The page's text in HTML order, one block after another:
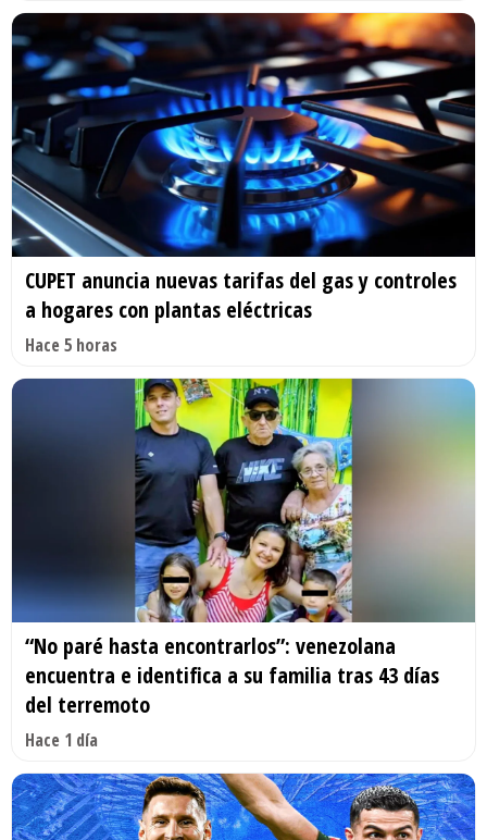
CUPET anuncia nuevas tarifas del gas y controles
a hogares con plantas eléctricas
Hace 5 horas
“No paré hasta encontrarlos”: venezolana
encuentra e identifica a su familia tras 43 días
del terremoto
Hace 1 día